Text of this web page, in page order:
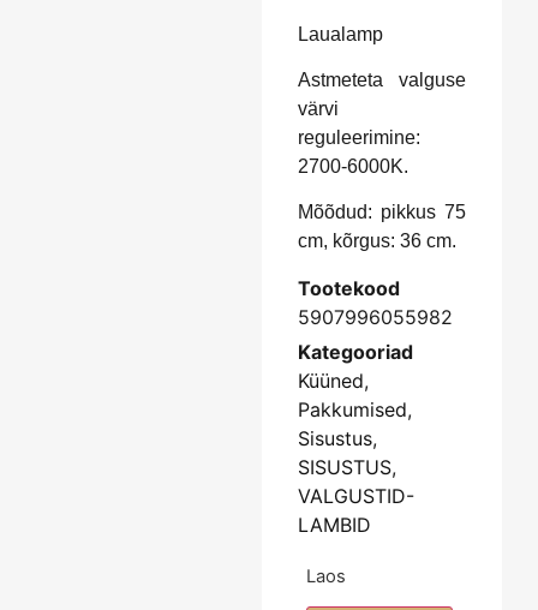
Laualamp
Astmeteta valguse
värvi
reguleerimine:
2700-6000K.
Mõõdud: pikkus 75
cm, kõrgus: 36 cm.
Tootekood
5907996055982
Kategooriad
Küüned,
Pakkumised,
Sisustus,
SISUSTUS,
VALGUSTID-
LAMBID
Laos